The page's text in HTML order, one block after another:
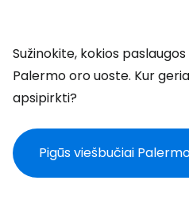
Sužinokite, kokios
Palermo oro uoste. Kur
apsipirkti?
Pigūs viešbučiai